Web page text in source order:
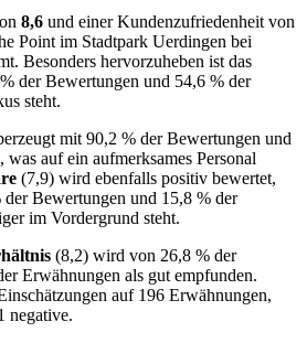
8,6 und einer Kundenzufriedenheit von
Point im Stadtpark Uerdingen bei
Besonders hervorzuheben ist das
der Bewertungen und 54,6 % der
steht.
mit 90,2 % der Bewertungen und
auf ein aufmerksames Personal
(7,9) wird ebenfalls positiv bewertet,
Bewertungen und 15,8 % der
im Vordergrund steht.
(8,2) wird von 26,8 % der
Erwähnungen als gut empfunden.
auf 196 Erwähnungen,
negative.